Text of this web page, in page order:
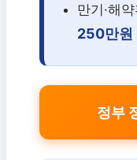
만기·해
250만원
정부